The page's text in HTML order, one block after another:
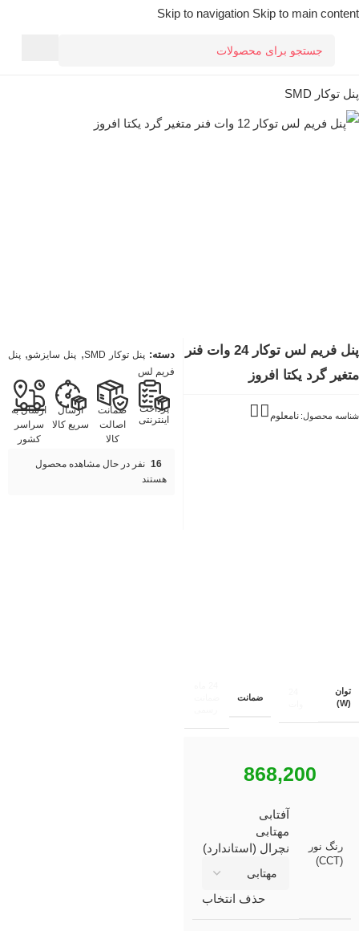
Skip to navigation Skip to main content
پنل توکار SMD
پنل فریم لس توکار 24 وات فنر
متغیر گرد یکتا افروز
شناسه محصول: نامعلوم
توان
(W)
ضمانت
868,200
رنگ نور
(CCT)
آفتابی
مهتابی
نچرال (استاندارد)
حذف انتخاب
دسته: پنل توکار SMD , پنل سایزشو, پنل
فریم لس
پرداخت
اینترنتی
ضمانت
اصالت
کالا
ارسال
سریع کالا
ارسال به
سراسر
کشور
16 نفر در حال مشاهده محصول
هستند